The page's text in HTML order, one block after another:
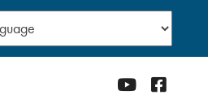
YouTube